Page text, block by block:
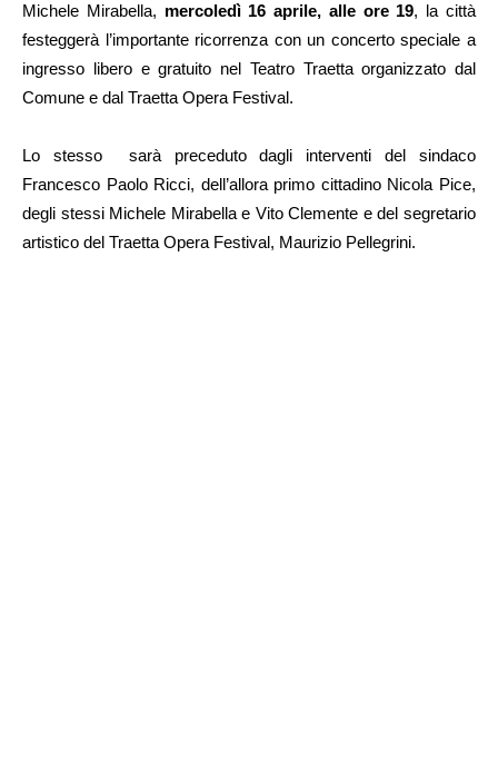
Michele Mirabella, mercoledì 16 aprile, alle ore 19, la città
festeggerà l’importante ricorrenza con un concerto speciale a
ingresso libero e gratuito nel Teatro Traetta organizzato dal
Comune e dal Traetta Opera Festival.
Lo stesso sarà preceduto dagli interventi del sindaco
Francesco Paolo Ricci, dell’allora primo cittadino Nicola Pice,
degli stessi Michele Mirabella e Vito Clemente e del segretario
artistico del Traetta Opera Festival, Maurizio Pellegrini.